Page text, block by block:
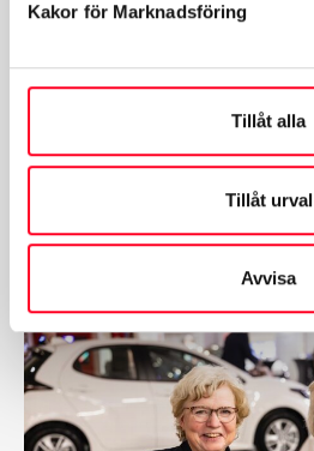
Kakor för Marknadsföring
Tillåt alla
Tillåt urval
Avvisa